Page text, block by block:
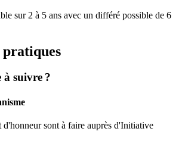
sur 2 à 5 ans avec un différé possible de 6
à suivre ?
d'honneur sont à faire auprès d'Initiative